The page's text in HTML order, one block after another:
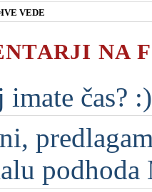
VEDE
NA
čas?